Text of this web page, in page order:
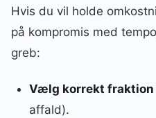
Hvis du vil holde
på kompromis med
greb:
Vælg korrekt fraktion
affald).